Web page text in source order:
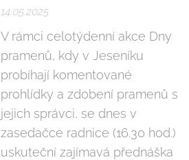
14.05.2025
V rámci celotýdenní akce Dny
pramenů, kdy v Jeseníku
probíhají komentované
prohlídky a zdobení pramenů s
jejich správci, se dnes v
zasedačce radnice (16.30 hod.)
uskuteční zajímavá přednáška